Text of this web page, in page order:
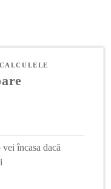
încasa dacă